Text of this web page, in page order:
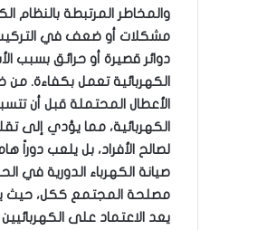
والمخاطر المرتبطة
مشكلات أو ضعف في التركيب
دوائر قصيرة أو حرائق بسبب
الكهربائية تعمل بكفاءة. من
الأعطال المحتملة قبل أن
الكهربائية، مما يؤدي إلى
لصالح الأفراد، بل يلعب
صيانة الكهرباء الدورية في
مصلحة المجتمع ككل، حيث
يعد الاعتماد على